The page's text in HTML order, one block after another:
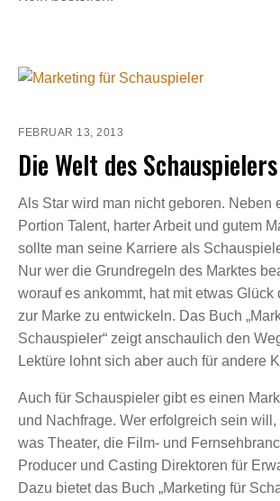
FEBRUAR 13, 2013
Die Welt des Schauspielers
Als Star wird man nicht geboren. Neben
Portion Talent, harter Arbeit und gutem
sollte man seine Karriere als
Nur wer die Grundregeln des Marktes
worauf es ankommt, hat mit etwas Glück
zur Marke zu entwickeln. Das Buch
Schauspieler“ zeigt anschaulich den
Lektüre lohnt sich aber auch für andere
Auch für Schauspieler gibt es einen
und Nachfrage. Wer erfolgreich sein
was Theater, die Film- und
Producer und Casting Direktoren für
Dazu bietet das Buch „Marketing für